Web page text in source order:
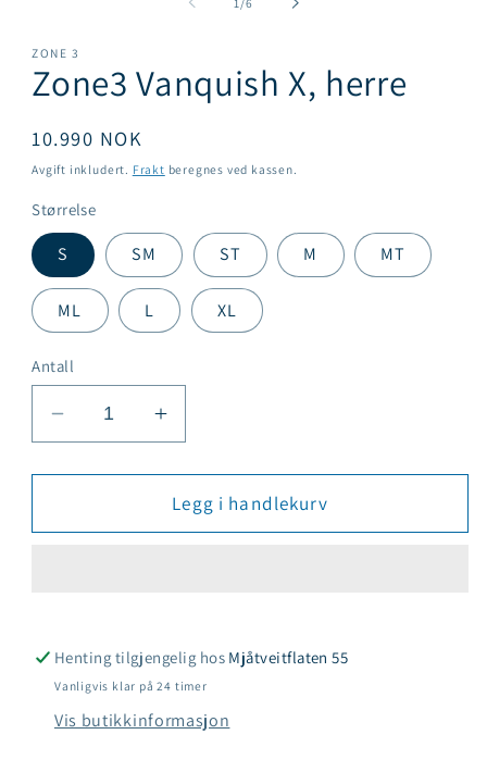
ZONE 3
Zone3 Vanquish X, herre
Vanlig
pris
10.990 NOK
Avgift inkludert. Frakt beregnes ved kassen.
Størrelse
S SM ST M MT
ML L XL
Antall
Senk
antallet
for
Vanquish
Øk
antallet
for
Zone3
Vanquish
Legg i handlekurv
Henting tilgjengelig hos Mjåtveitflaten 55
Vanligvis klar på 24 timer
Vis butikkinformasjon